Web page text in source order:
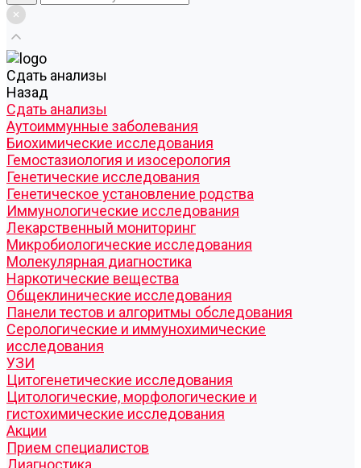
Cдать анализы
Назад
Cдать анализы
Аутоиммунные заболевания
Биохимические исследования
Гемостазиология и изосерология
Генетические исследования
Генетическое установление родства
Иммунологические исследования
Лекарственный мониторинг
Микробиологические исследования
Молекулярная диагностика
Наркотические вещества
Общеклинические исследования
Панели тестов и алгоритмы обследования
Серологические и иммунохимические
исследования
УЗИ
Цитогенетические исследования
Цитологические, морфологические и
гистохимические исследования
Акции
Прием специалистов
Диагностика